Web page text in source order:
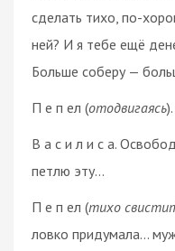
сделать тихо, по-
ней? И я тебе ещё
Больше соберу —
П е п ел (отодвигаясь
В а с и л и с а.
петлю эту…
П е п ел (тихо
ловко придумала…